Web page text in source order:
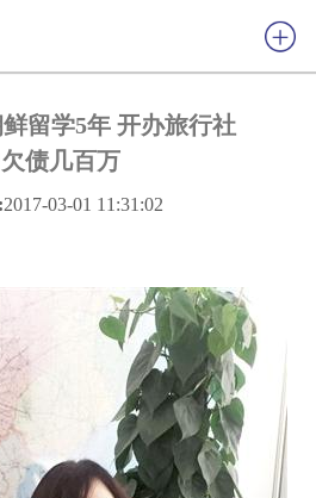
留学5年 开办旅行社
债几百万
2017-03-01 11:31:02